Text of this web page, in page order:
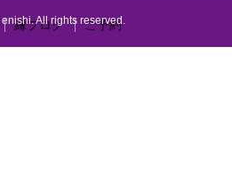
縁ブログ ご予約
All rights reserved.